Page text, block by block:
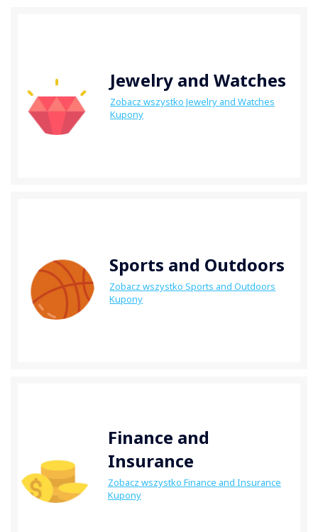
Jewelry and Watches
Zobacz wszystko Jewelry and Watches
Kupony
Sports and Outdoors
Zobacz wszystko Sports and Outdoors
Kupony
Finance and
Insurance
Zobacz wszystko Finance and Insurance
Kupony